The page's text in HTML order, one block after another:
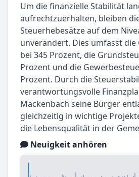
Um die finanzielle Stabilität
aufrechtzuerhalten, bleiben
Steuerhebesätze auf dem
unverändert. Dies umfasst
bei 345 Prozent, die
Prozent und die
Prozent. Durch die
verantwortungsvolle
Mackenbach seine Bürger
gleichzeitig in wichtige
die Lebensqualität in der
Neuigkeit anhören